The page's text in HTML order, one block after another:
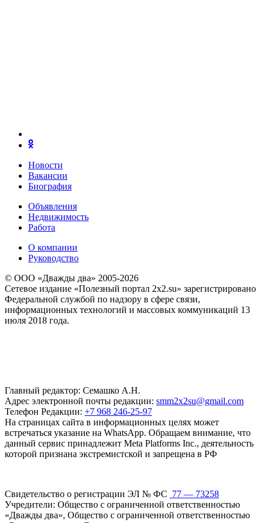
Новости
Вакансии
Биография
Объявления
Недвижимость
Работа
О компании
Руководство
© ООО «Дважды два» 2005-2026
Сетевое издание «Полезный портал 2x2.su» зарегистрировано
Федеральной службой по надзору в сфере связи,
информационных технологий и массовых коммуникаций 13
июля 2018 года.
Главный редактор: Семашко А.Н.
Адрес электронной почты редакции: smm2x2su@gmail.com
Телефон Редакции: +7 968 246-25-97
На страницах сайта в информационных целях может
встречаться указание на WhatsApp. Обращаем внимание, что
данный сервис принадлежит Meta Platforms Inc., деятельность
которой признана экстремистской и запрещена в РФ
Свидетельство о регистрации ЭЛ № ФС 77 — 73258
Учредители: Общество с ограниченной ответственностью
«Дважды два», Общество с ограниченной ответственностью